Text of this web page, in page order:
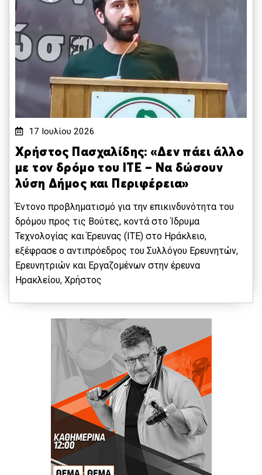
17 Ιουλίου 2026
Χρήστος Πασχαλίδης: «Δεν πάει άλλο
με τον δρόμο του ΙΤΕ – Να δώσουν
λύση Δήμος και Περιφέρεια»
Έντονο προβληματισμό για την επικινδυνότητα του
δρόμου προς τις Βούτες, κοντά στο Ίδρυμα
Τεχνολογίας και Έρευνας (ΙΤΕ) στο Ηράκλειο,
εξέφρασε ο αντιπρόεδρος του Συλλόγου Ερευνητών,
Ερευνητριών και Εργαζομένων στην έρευνα
Ηρακλείου, Χρήστος